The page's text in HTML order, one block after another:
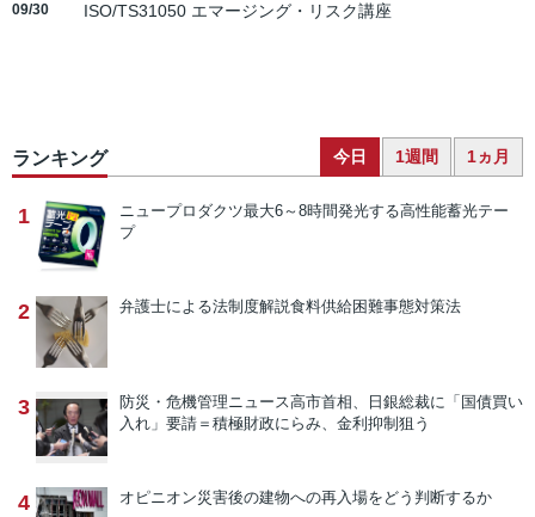
09/30 ISO/TS31050 エマージング・リスク講座
ランキング 今日 1週間 1ヵ月
1 ニュープロダクツ最大6～8時間発光する高性能蓄光テー
プ
2 弁護士による法制度解説食料供給困難事態対策法
3 防災・危機管理ニュース高市首相、日銀総裁に「国債買い
入れ」要請＝積極財政にらみ、金利抑制狙う
4 オピニオン災害後の建物への再入場をどう判断するか